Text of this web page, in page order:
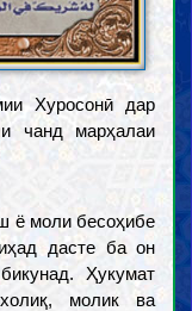
Хуросонӣ дар
чанд марҳалаи
ё моли бесоҳибе
дасте ба он
Ҳукумат
молик ва